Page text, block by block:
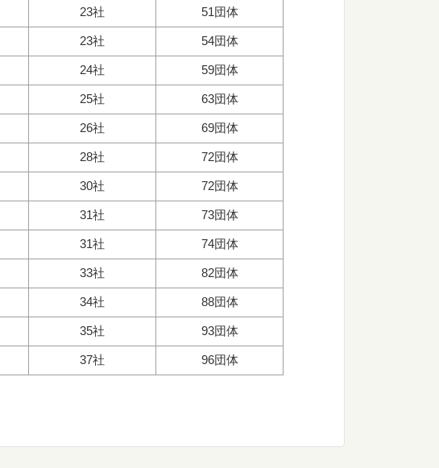
23社 51団体
23社 54団体
24社 59団体
25社 63団体
26社 69団体
28社 72団体
30社 72団体
31社 73団体
31社 74団体
33社 82団体
34社 88団体
35社 93団体
37社 96団体